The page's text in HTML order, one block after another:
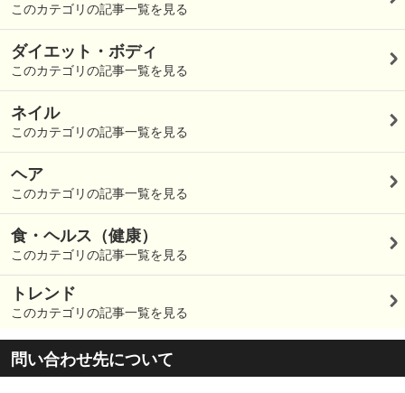
このカテゴリの記事一覧を見る
ダイエット・ボディ
このカテゴリの記事一覧を見る
ネイル
このカテゴリの記事一覧を見る
ヘア
このカテゴリの記事一覧を見る
食・ヘルス（健康）
このカテゴリの記事一覧を見る
トレンド
このカテゴリの記事一覧を見る
問い合わせ先について